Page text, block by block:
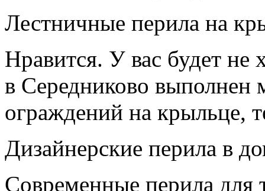
Лестничные перила на
Нравится. У вас будет
в Середниково выполнен
ограждений на крыльце,
Дизайнерские перила в
Современные перила для